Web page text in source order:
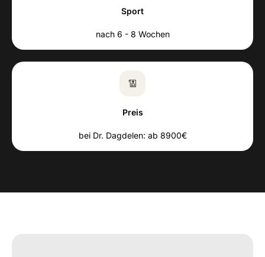
Sport
nach 6 - 8 Wochen
Preis
bei Dr. Dagdelen: ab 8900€